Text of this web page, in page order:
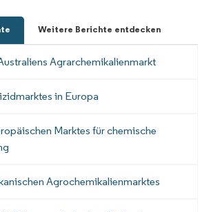
Weitere Berichte entdecken
Agrarchemikalienmarkt
in Europa
Marktes für chemische
Agrochemikalienmarktes